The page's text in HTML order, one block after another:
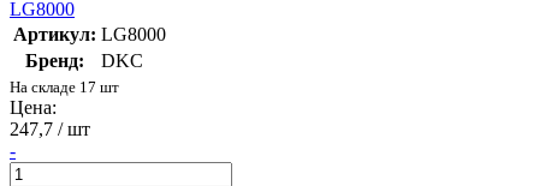
LG8000
Артикул: LG8000
Бренд:
DKC
На складе 17 шт
Цена:
247,7 / шт
-